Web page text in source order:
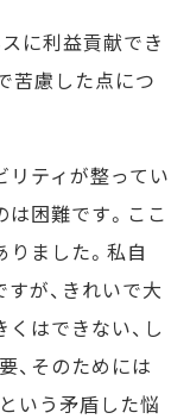
に利益貢献でき
苦慮した点につ
リティが整ってい
は困難です。ここ
りました。私自
が、きれいで大
はできない、し
、そのためには
いう矛盾した悩